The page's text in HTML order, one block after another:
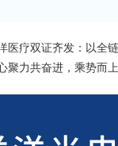
医疗双证齐发：以全
聚力共奋进，乘势而